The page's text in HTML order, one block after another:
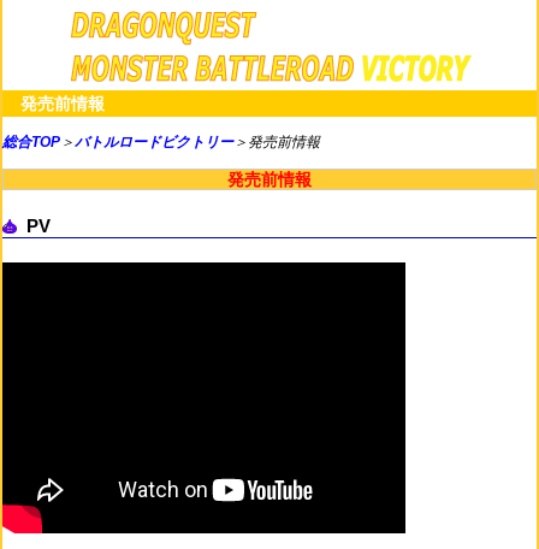
発売前情報
総合TOP ＞バトルロードビクトリー＞発売前情報
発売前情報
PV